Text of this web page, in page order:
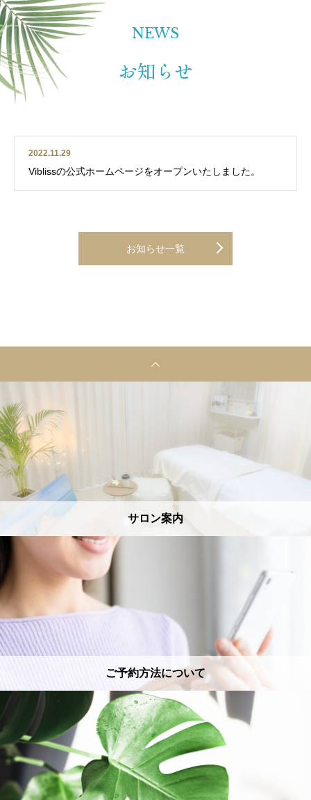
NEWS
お知らせ
2022.11.29
Viblissの公式ホームページをオープンいたしました。
お知らせ一覧
サロン案内
ご予約方法について